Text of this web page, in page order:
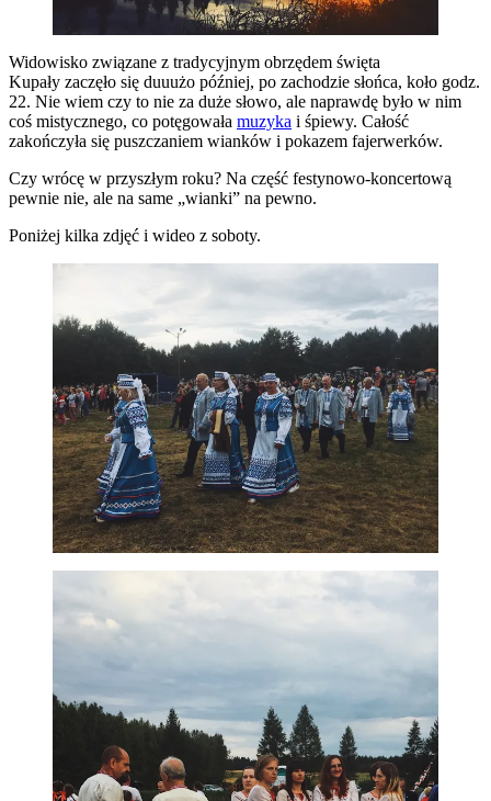
Widowisko związane z tradycyjnym obrzędem święta
Kupały zaczęło się duuużo później, po zachodzie słońca, koło godz.
22. Nie wiem czy to nie za duże słowo, ale naprawdę było w nim
coś mistycznego, co potęgowała muzyka i śpiewy. Całość
zakończyła się puszczaniem wianków i pokazem fajerwerków.
Czy wrócę w przyszłym roku? Na część festynowo-koncertową
pewnie nie, ale na same „wianki” na pewno.
Poniżej kilka zdjęć i wideo z soboty.